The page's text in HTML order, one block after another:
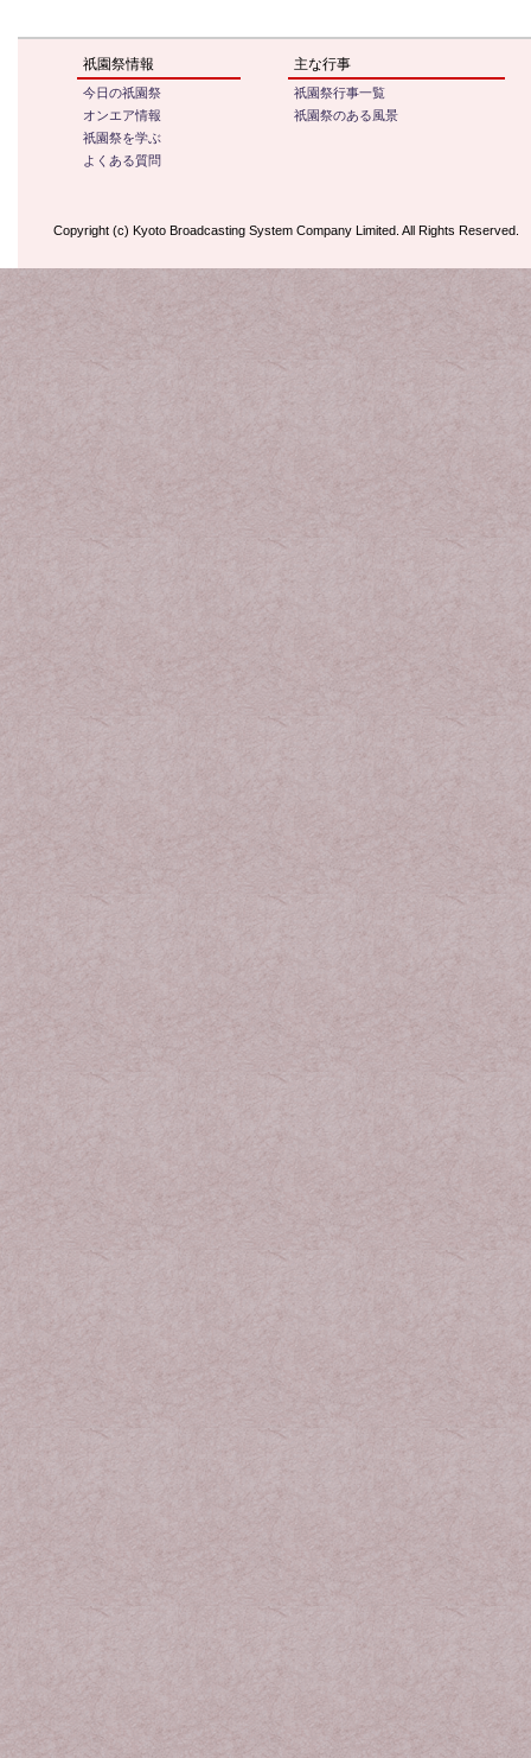
祇園祭情報 主な行事
今日の祇園祭
オンエア情報
祇園祭を学ぶ
よくある質問
祇園祭行事一覧
祇園祭のある風景
Copyright (c) Kyoto Broadcasting System Company Limited. All Rights Reserved.